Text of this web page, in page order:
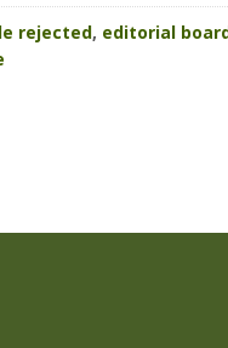
rejected, editorial